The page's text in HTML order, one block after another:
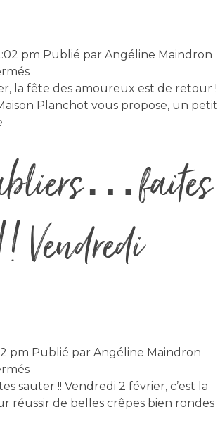
pm Publié par Angéline Maindron
sur
Mercredi
14
des
amoureux
la fête des amoureux est de retour !
Planchot vous propose, un petit
Vendredi
pm Publié par Angéline Maindron
sur
À
vos
sauter !! Vendredi 2 février, c’est la
réussir de belles crêpes bien rondes